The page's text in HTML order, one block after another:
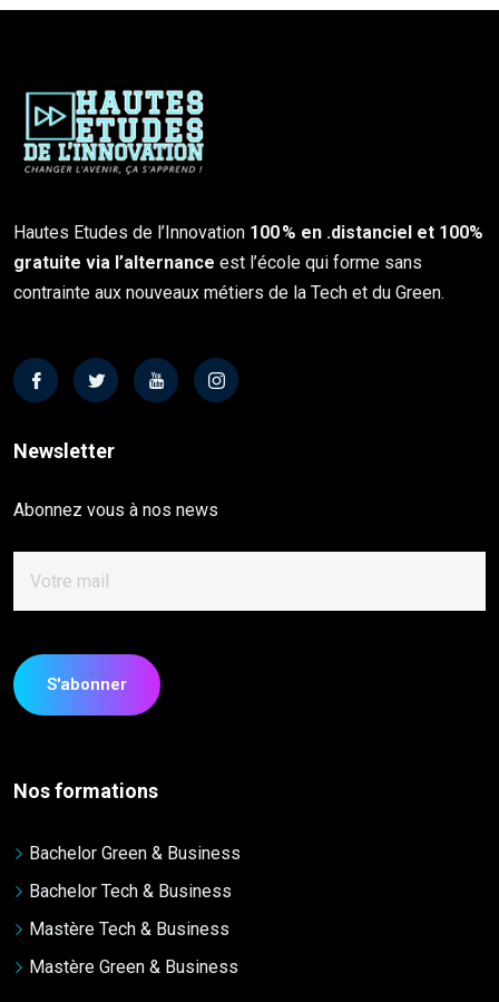
Hautes Etudes de l’Innovation 100 % en .distanciel et 100%
gratuite via l’alternance est l’école qui forme sans
contrainte aux nouveaux métiers de la Tech et du Green.
Newsletter
Abonnez vous à nos news
Nos formations
Bachelor Green & Business
Bachelor Tech & Business
Mastère Tech & Business
Mastère Green & Business